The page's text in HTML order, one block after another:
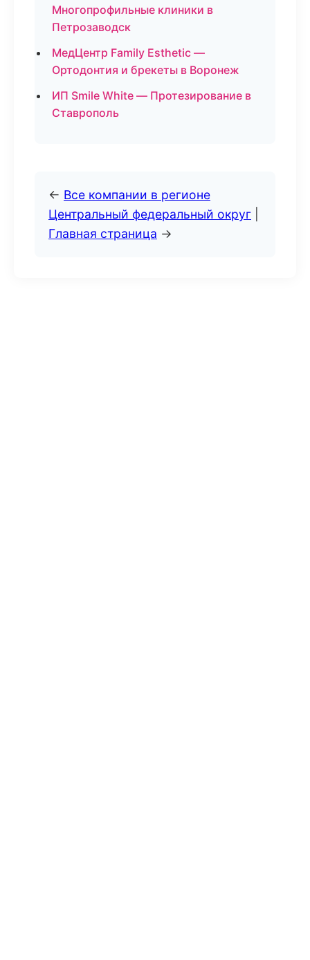
Многопрофильные клиники в
Петрозаводск
МедЦентр Family Esthetic —
Ортодонтия и брекеты в Воронеж
ИП Smile White — Протезирование в
Ставрополь
← Все компании в регионе
Центральный федеральный округ
Главная страница →